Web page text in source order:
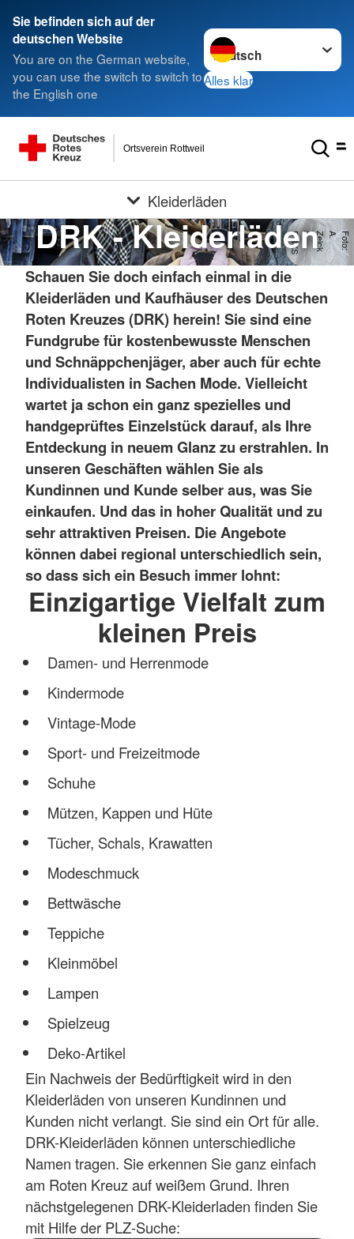
Sie befinden sich auf der
deutschen Website
You are on the German website,
you can use the switch to switch to
the English one
Sprache wechseln zu
Alles klar
Ortsverein Rottweil
Kleiderläden
F
o
t
o
:
A
.
Z
e
lc
k
/
D
R
K
S
DRK - Kleiderläden
Schauen Sie doch einfach einmal in die
Kleiderläden und Kaufhäuser des Deutschen
Roten Kreuzes (DRK) herein! Sie sind eine
Fundgrube für kostenbewusste Menschen
und Schnäppchenjäger, aber auch für echte
Individualisten in Sachen Mode. Vielleicht
wartet ja schon ein ganz spezielles und
handgeprüftes Einzelstück darauf, als Ihre
Entdeckung in neuem Glanz zu erstrahlen. In
unseren Geschäften wählen Sie als
Kundinnen und Kunde selber aus, was Sie
einkaufen. Und das in hoher Qualität und zu
sehr attraktiven Preisen. Die Angebote
können dabei regional unterschiedlich sein,
so dass sich ein Besuch immer lohnt:
Einzigartige Vielfalt zum
kleinen Preis
Damen- und Herrenmode
Kindermode
Vintage-Mode
Sport- und Freizeitmode
Schuhe
Mützen, Kappen und Hüte
Tücher, Schals, Krawatten
Modeschmuck
Bettwäsche
Teppiche
Kleinmöbel
Lampen
Spielzeug
Deko-Artikel
Ein Nachweis der Bedürftigkeit wird in den
Kleiderläden von unseren Kundinnen und
Kunden nicht verlangt. Sie sind ein Ort für alle.
DRK-Kleiderläden können unterschiedliche
Namen tragen. Sie erkennen Sie ganz einfach
am Roten Kreuz auf weißem Grund. Ihren
nächstgelegenen DRK-Kleiderladen finden Sie
mit Hilfe der PLZ-Suche: